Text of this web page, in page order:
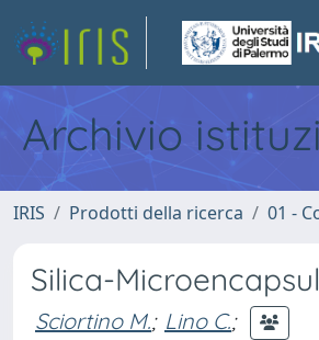
Archivio
IRIS Prodotti della ricerca 01 -
Silica-
Sciortino M.; Lino C.;